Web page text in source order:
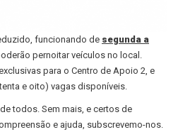
funcionando de segunda a
pernoitar veículos no local.
para o Centro de Apoio 2, e
e oito) vagas disponíveis.
todos. Sem mais, e certos de
e ajuda, subscrevemo-nos.